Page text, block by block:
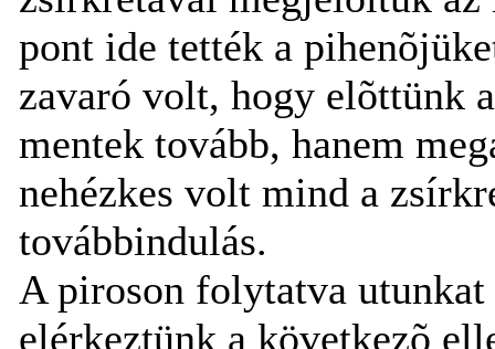
pont ide tették a
zavaró volt, hogy elõttünk
mentek tovább, hanem
nehézkes volt mind a
továbbindulás.
A piroson folytatva
elérkeztünk a következõ